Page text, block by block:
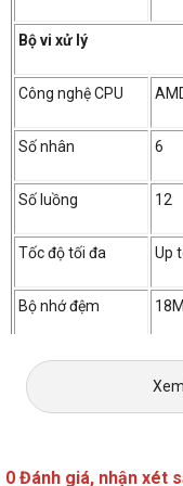
Bộ vi xử lý
Công nghệ CPU
Số nhân 6
Số luồng 12
Tốc độ tối đa Up
Bộ nhớ đệm
Bộ nhớ trong (RAM)
RAM
0 Đánh giá, nhận xét